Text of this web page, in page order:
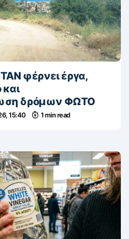
φέρνει έργα,
δρόμων ΦΩΤΟ
15:40 1 min read